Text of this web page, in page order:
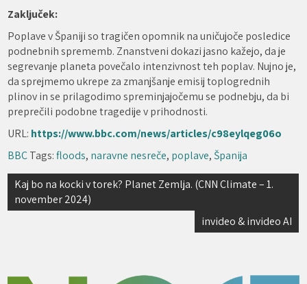
Zaključek:
Poplave v Španiji so tragičen opomnik na uničujoče posledice
podnebnih sprememb. Znanstveni dokazi jasno kažejo, da je
segrevanje planeta povečalo intenzivnost teh poplav. Nujno je,
da sprejmemo ukrepe za zmanjšanje emisij toplogrednih
plinov in se prilagodimo spreminjajočemu se podnebju, da bi
preprečili podobne tragedije v prihodnosti.
URL: https://www.bbc.com/news/articles/c98eylqeg06o
BBCTags:floods, naravne nesreče, poplave, Španija
Navigacija
prispevka
Kaj bo na kocki v torek? Planet Zemlja. (CNN Climate – 1.
november 2024)
invideo & invideo AI